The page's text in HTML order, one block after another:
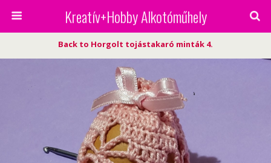
Kreatív+Hobby Alkotóműhely
Back to Horgolt tojástakaró minták 4.